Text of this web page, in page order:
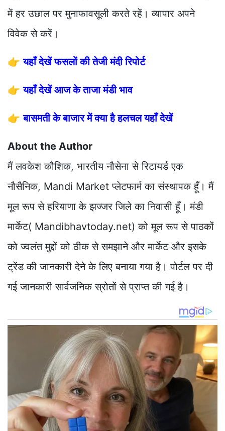
में हर उछाल पर मुनाफावसूली करते रहें। व्यापार अपने
विवेक से करें।
👉यहाँ देखें फसलों की तेजी मंदी रिपोर्ट
👉यहाँ देखें आज के ताजा मंडी भाव
👉बासमती के बाजार में क्या है हलचल यहाँ देखें
About the Author
मैं लवकेश कौशिक, भारतीय नौसेना से रिटायर्ड एक
नौसैनिक, Mandi Market प्लेटफार्म का संस्थापक हूँ। मैं
मूल रूप से हरियाणा के झज्जर जिले का निवासी हूँ। मंडी
मार्केट( Mandibhavtoday.net) को मूल रूप से पाठकों
को ज्वलंत मुद्दों को ठीक से समझाने और मार्केट और इसके
ट्रेंड की जानकारी देने के लिए बनाया गया है। पोर्टल पर दी
गई जानकारी सार्वजनिक स्रोतों से प्राप्त की गई है।